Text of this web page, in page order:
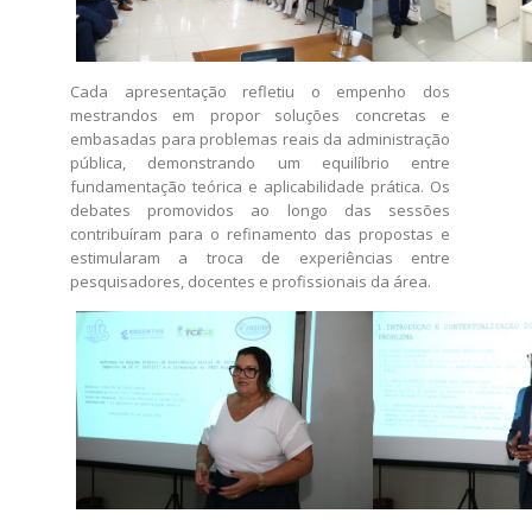
Cada apresentação refletiu o empenho dos
mestrandos em propor soluções concretas e
embasadas para problemas reais da administração
pública, demonstrando um equilíbrio entre
fundamentação teórica e aplicabilidade prática. Os
debates promovidos ao longo das sessões
contribuíram para o refinamento das propostas e
estimularam a troca de experiências entre
pesquisadores, docentes e profissionais da área.